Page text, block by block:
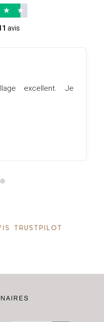
★ ★
avis
excellent. Je
TRUSTPILOT